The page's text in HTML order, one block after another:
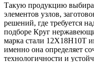
Такую продукцию
элементов узлов,
решений, где требуется
подборе Круг
марка стали 12Х18Н10Т
именно она определяет
технологичности и